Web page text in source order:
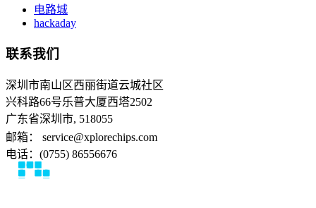
电路城
hackaday
联系我们
深圳市南山区西丽街道云城社区
兴科路66号乐普大厦西塔2502
广东省深圳市, 518055
邮箱： service@xplorechips.com
电话：(0755) 86556676